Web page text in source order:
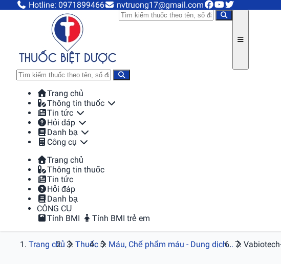
Hotline: 0971899466 nvtruong17@gmail.com
Trang chủ
Thông tin thuốc
Tin tức
Hỏi đáp
Danh bạ
Công cụ
Trang chủ
Thông tin thuốc
Tin tức
Hỏi đáp
Danh bạ
CÔNG CỤ
Tính BMI
Tính BMI trẻ em
Trang chủ Thuốc Máu, Chế phẩm máu - Dung dịch...